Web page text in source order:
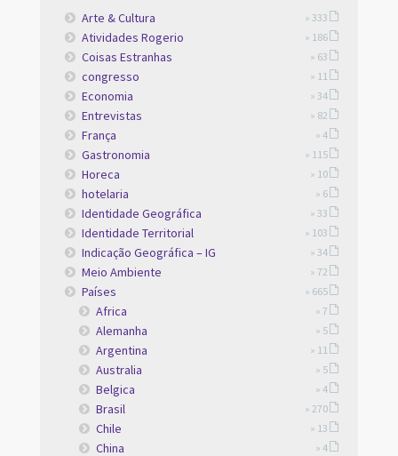
Arte & Cultura » 333
Atividades Rogerio » 186
Coisas Estranhas » 63
congresso » 11
Economia » 34
Entrevistas » 82
França » 4
Gastronomia » 115
Horeca » 10
hotelaria » 6
Identidade Geográfica » 33
Identidade Territorial » 103
Indicação Geográfica – IG » 34
Meio Ambiente » 72
Países » 665
Africa » 7
Alemanha » 5
Argentina » 11
Australia » 5
Belgica » 4
Brasil » 270
Chile » 13
China » 4